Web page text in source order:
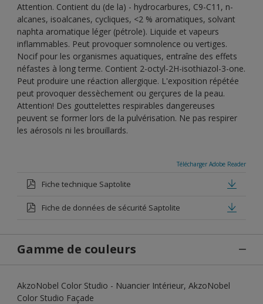
Attention. Contient du (de la) - hydrocarbures, C9-C11, n-
alcanes, isoalcanes, cycliques, <2 % aromatiques, solvant
naphta aromatique léger (pétrole). Liquide et vapeurs
inflammables. Peut provoquer somnolence ou vertiges.
Nocif pour les organismes aquatiques, entraîne des effets
néfastes à long terme. Contient 2-octyl-2H-isothiazol-3-one.
Peut produire une réaction allergique. L'exposition répétée
peut provoquer dessèchement ou gerçures de la peau.
Attention! Des gouttelettes respirables dangereuses
peuvent se former lors de la pulvérisation. Ne pas respirer
les aérosols ni les brouillards.
Télécharger Adobe Reader
Fiche technique Saptolite
Fiche de données de sécurité Saptolite
Gamme de couleurs
AkzoNobel Color Studio - Nuancier Intérieur, AkzoNobel
Color Studio Façade